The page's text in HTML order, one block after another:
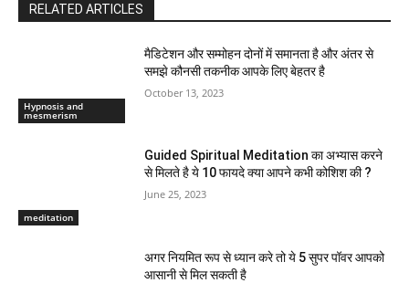
RELATED ARTICLES
Hypnosis and
mesmerism
मैडिटेशन और सम्मोहन दोनों में समानता है और अंतर से
समझे कौनसी तकनीक आपके लिए बेहतर है
October 13, 2023
meditation
Guided Spiritual Meditation का अभ्यास करने
से मिलते है ये 10 फायदे क्या आपने कभी कोशिश की ?
June 25, 2023
अगर नियमित रूप से ध्यान करे तो ये 5 सुपर पॉवर आपको
आसानी से मिल सकती है